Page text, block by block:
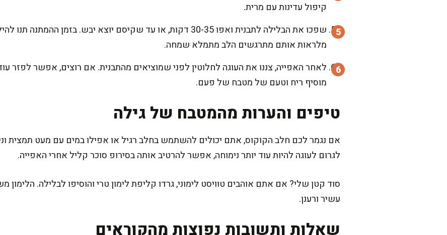
קיפול עדינות עם מרית.
שפכו את הבלילה לתבנית ואפו 30-35 דקות, או עד שקיסם יוצא יבש. בזמן
מלראות אותם מתרגשים הלב מתמלא שמחה.
לאחר האפייה, צננו את העוגה לחלוטין לפני שמוציאים מהתבנית. אם רוצים, אפשר לפזר
מוסיף ריח וטעם של מטבח של פעם.
טיפים והערות מהמטבח של גילה
אם נגמר לכם חלב הקוקוס, אתם יכולים להשתמש בחלב רגיל או אפילו במים עם מעט תמצית
לגרום לעוגה להיות עוד יותר נימוחה, אפשר להרטיב אותה בסירופ סוכר קליל אחרי האפייה.
סוד קטן שלי? אם אתם אוהבים טוויסט לימוני, גרדו קליפת לימון טרי והוסיפו לבלילה.
עשיר ורענן.
שאלות ותשובות נפוצות מהקוראים